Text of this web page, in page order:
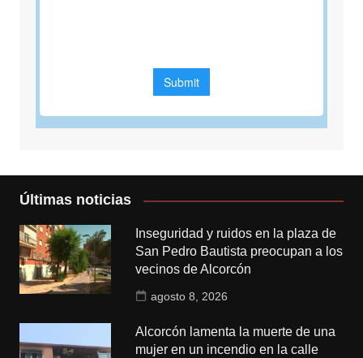
Últimas noticias
Inseguridad y ruidos en la plaza de
San Pedro Bautista preocupan a los
vecinos de Alcorcón
agosto 8, 2026
Alcorcón lamenta la muerte de una
mujer en un incendio en la calle